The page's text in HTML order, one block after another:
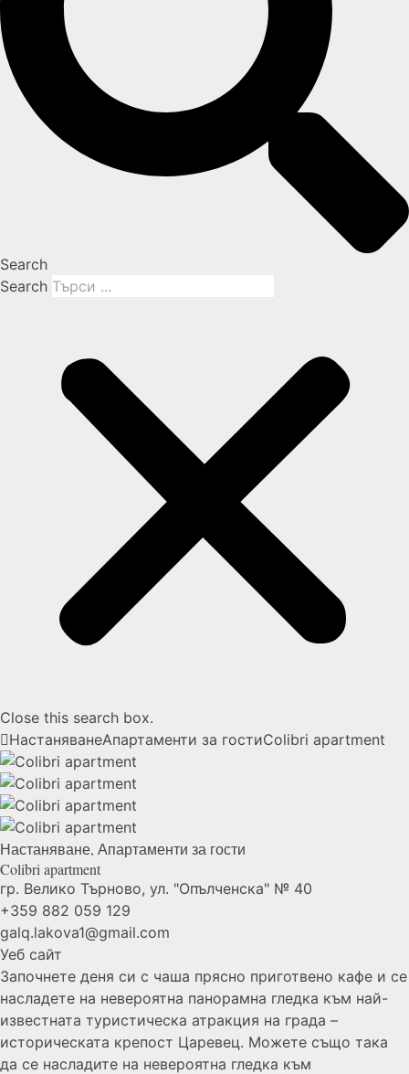
Search
Search
Close this search box.
НастаняванеАпартаменти за гостиColibri apartment
Настаняване, Апартаменти за гости
Colibriapartment
гр. Велико Търново, ул. "Опълченска" № 40
+359 882 059 129
galq.lakova1@gmail.com
Уеб сайт
Започнете деня си с чаша прясно приготвено кафе и се
насладете на невероятна панорамна гледка към най-
известната туристическа атракция на града –
историческата крепост Царевец. Можете също така
да се насладите на невероятна гледка към